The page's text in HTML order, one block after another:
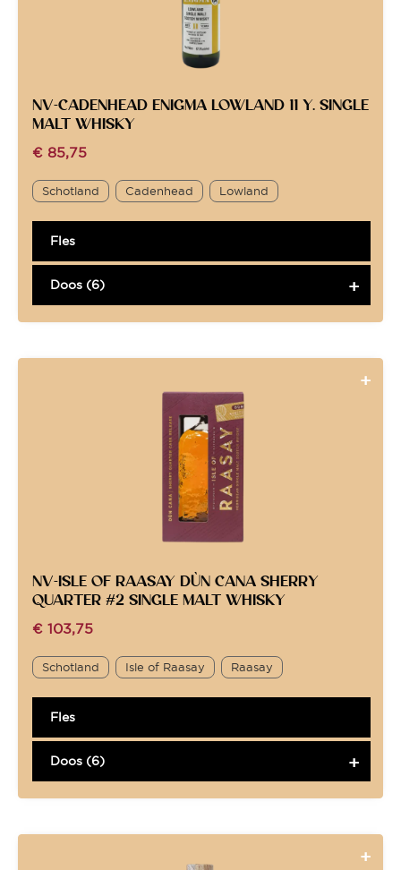
NV-CADENHEAD ENIGMA LOWLAND 11 Y. SINGLE
MALT WHISKY
€ 85,75
Schotland Cadenhead Lowland
Fles
Doos (6)
NV-ISLE OF RAASAY DÙN CANA SHERRY
QUARTER #2 SINGLE MALT WHISKY
€ 103,75
Schotland Isle of Raasay Raasay
Fles
Doos (6)